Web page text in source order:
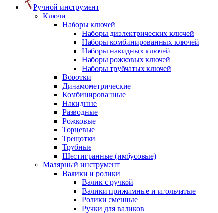
Ручной инструмент
Ключи
Наборы ключей
Наборы диэлектрических ключей
Наборы комбинированных ключей
Наборы накидных ключей
Наборы рожковых ключей
Наборы трубчатых ключей
Воротки
Динамометрические
Комбинированные
Накидные
Разводные
Рожковые
Торцевые
Трещотки
Трубные
Шестигранные (имбусовые)
Малярный инструмент
Валики и ролики
Валик с ручкой
Валики прижимные и игольчатые
Ролики сменные
Ручки для валиков